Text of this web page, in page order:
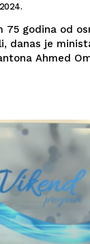
75 godina od
danas je
Ahmed